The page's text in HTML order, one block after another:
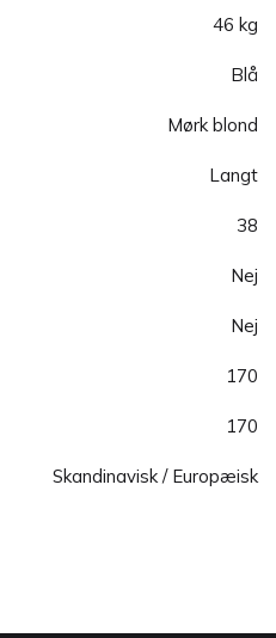
46 kg
Blå
Mørk blond
Langt
38
Nej
Nej
170
170
Skandinavisk / Europæisk